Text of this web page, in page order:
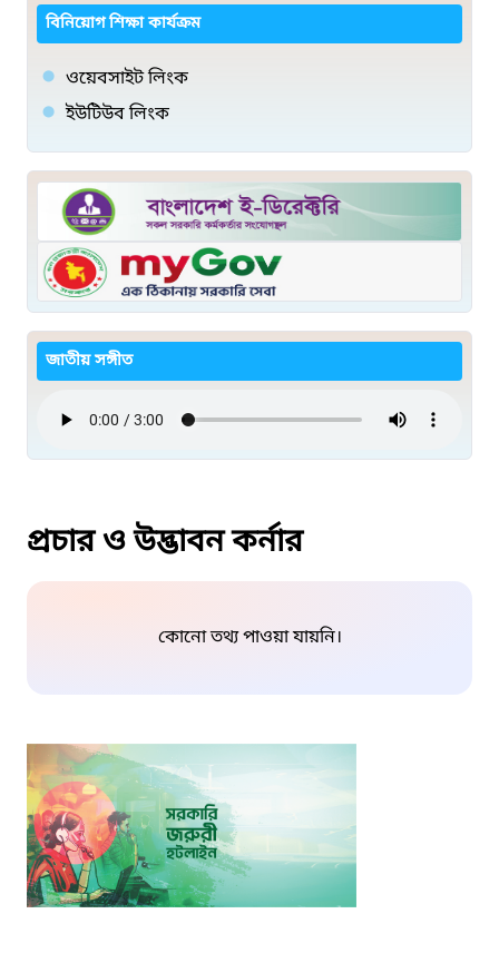
বিনিয়োগ শিক্ষা কার্যক্রম
ওয়েবসাইট লিংক
ইউটিউব লিংক
জাতীয় সঙ্গীত
প্রচার ও উদ্ভাবন কর্নার
কোনো তথ্য পাওয়া যায়নি।